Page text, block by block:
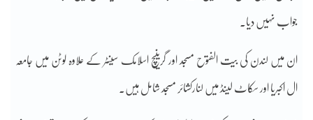
جواب نہیں دیا۔
ان میں لندن کی بیت الفتوح مسجد اور گرینیچ اسلامک سینٹر کے علاوہ لوٹن میں جامعہ
ال اکبریا اور سکاٹ لینڈ میں لنارکشائر مسجد شامل ہیں۔